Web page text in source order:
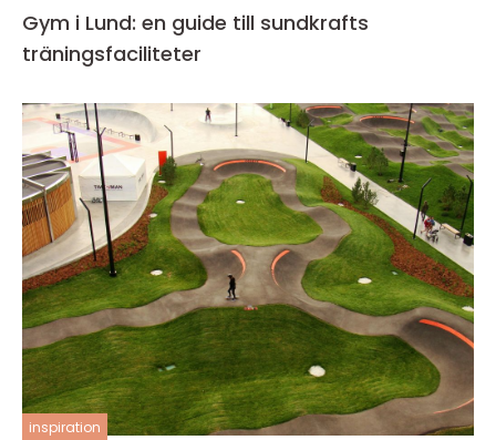
Gym i Lund: en guide till sundkrafts
träningsfaciliteter
inspiration